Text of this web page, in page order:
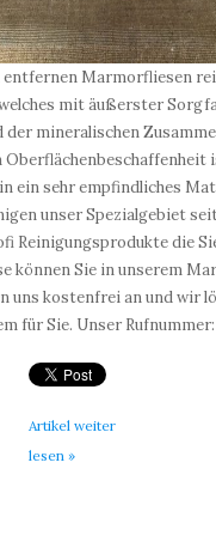
entfernen Marmorfliesen
mit äußerster
der mineralischen
ein sehr empfindliches
unser Spezialgebiet seit
Reinigungsprodukte die
können Sie in unserem
uns kostenfrei an und wir
für Sie. Unser Rufnummer:
Artikel weiter
lesen »